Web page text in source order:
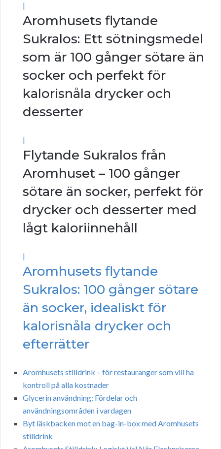
|
Aromhusets flytande
Sukralos: Ett sötningsmedel
som är 100 gånger sötare än
socker och perfekt för
kalorisnåla drycker och
desserter
|
Flytande Sukralos från
Aromhuset – 100 gånger
sötare än socker, perfekt för
drycker och desserter med
lågt kaloriinnehåll
|
Aromhusets flytande
Sukralos: 100 gånger sötare
än socker, idealiskt för
kalorisnåla drycker och
efterrätter
Aromhusets stilldrink – för restauranger som vill ha
kontroll på alla kostnader
Glycerin användning: Fördelar och
användningsområden i vardagen
Byt läskbacken mot en bag-in-box med Aromhusets
stilldrink